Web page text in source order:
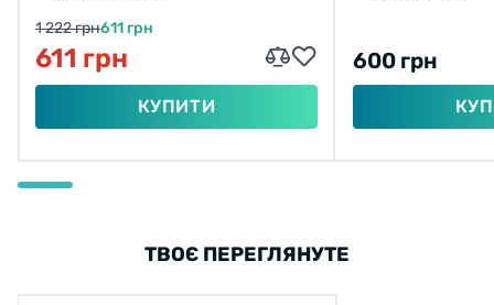
1 222 грн611 грн
611 грн
КУПИТИ
600 грн
ТВОЄ ПЕРЕГЛЯНУТЕ